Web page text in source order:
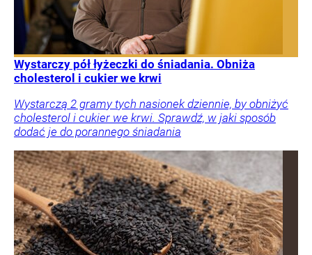
Wystarczy pół łyżeczki do śniadania. Obniża
cholesterol i cukier we krwi
Wystarczą 2 gramy tych nasionek dziennie, by obniżyć
cholesterol i cukier we krwi. Sprawdź, w jaki sposób
dodać je do porannego śniadania